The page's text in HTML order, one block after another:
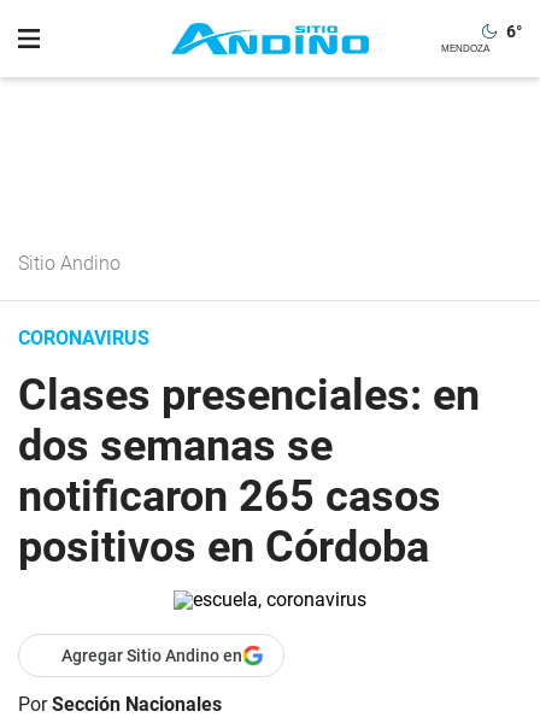
6°
Sitio Andino
CORONAVIRUS
Clases presenciales: en
dos semanas se
notificaron 265 casos
positivos en Córdoba
Agregar Sitio Andino en
PorSección Nacionales